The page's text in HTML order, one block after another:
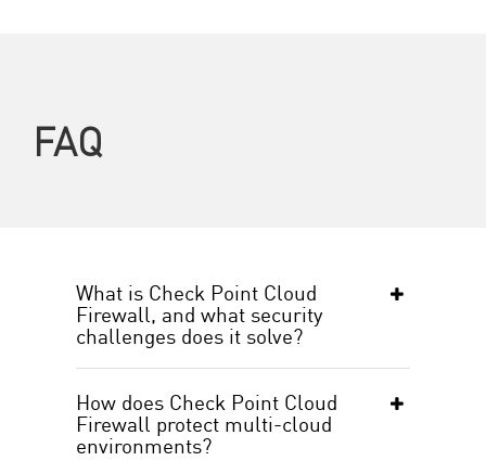
FAQ
What is Check Point Cloud
Firewall, and what security
challenges does it solve?
How does Check Point Cloud
Firewall protect multi-cloud
environments?